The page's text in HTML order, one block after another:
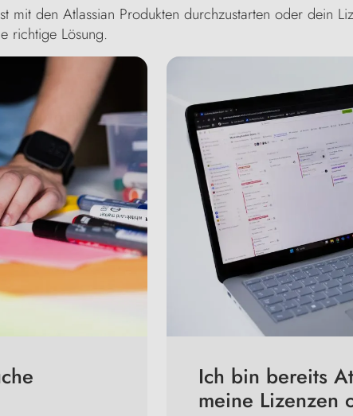
mit den Atlassian Produkten durchzustarten oder dein
richtige Lösung.
Ich bin bereits
meine Lizenzen